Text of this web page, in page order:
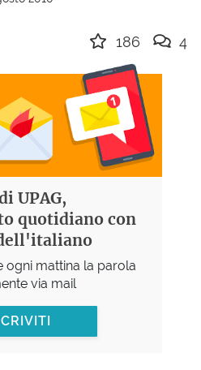
186 4
UPAG,
quotidiano con
ogni mattina la parola
via mail